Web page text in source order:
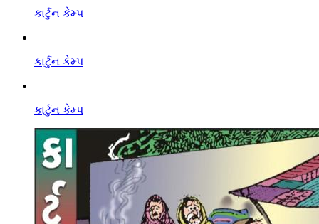
કાર્ટુન કેમ્પ
કાર્ટુન કેમ્પ
કાર્ટુન કેમ્પ